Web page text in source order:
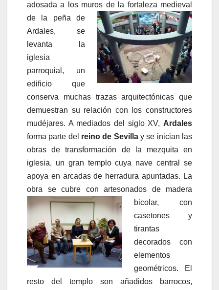
adosada a los muros de la fortaleza medieval
de la peña de
Ardales, se
levanta la
iglesia
parroquial, un
edificio que
conserva muchas trazas arquitectónicas que
demuestran su relación con los constructores
mudéjares. A mediados del siglo XV, Ardales
forma parte del reino de Sevillay se inician las
obras de transformación de la mezquita en
iglesia, un gran templo cuya nave central se
apoya en arcadas de herradura apuntadas. La
obra se cubre con artesonados de madera
bicolar, con
casetones y
tirantas
decorados con
elementos
geométricos. El
resto del templo son añadidos barrocos,